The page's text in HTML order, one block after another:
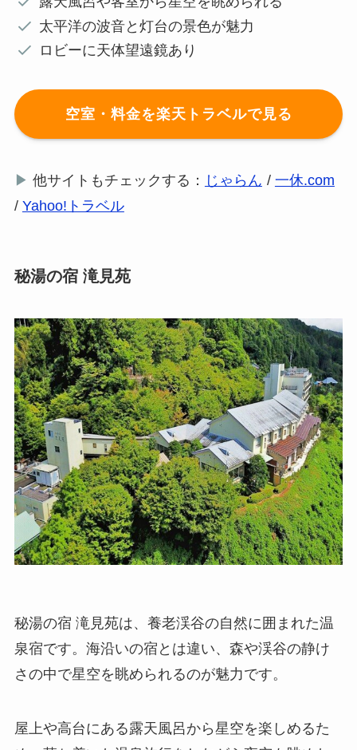
太平洋の波音と灯台の景色が魅力
ロビーに天体望遠鏡あり
空室・料金を楽天トラベルで見る
▶ 他サイトもチェックする： じゃらん / 一休.com
/ Yahoo!トラベル
秘湯の宿 滝見苑
秘湯の宿 滝見苑は、養老渓谷の自然に囲まれた温
泉宿です。海沿いの宿とは違い、森や渓谷の静け
さの中で星空を眺められるのが魅力です。
屋上や高台にある露天風呂から星空を楽しめるた